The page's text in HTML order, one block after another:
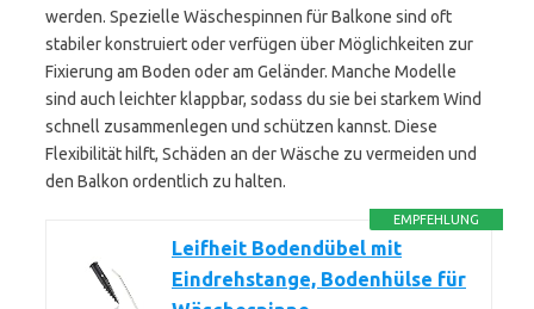
werden. Spezielle Wäschespinnen für Balkone sind oft
stabiler konstruiert oder verfügen über Möglichkeiten zur
Fixierung am Boden oder am Geländer. Manche Modelle
sind auch leichter klappbar, sodass du sie bei starkem Wind
schnell zusammenlegen und schützen kannst. Diese
Flexibilität hilft, Schäden an der Wäsche zu vermeiden und
den Balkon ordentlich zu halten.
EMPFEHLUNG
Leifheit Bodendübel mit
Eindrehstange, Bodenhülse für